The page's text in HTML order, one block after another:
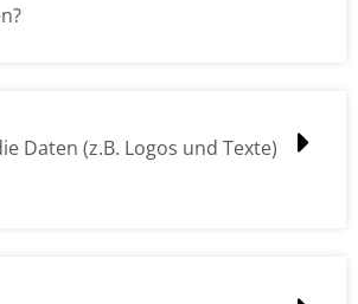
Daten (z.B. Logos und Texte)